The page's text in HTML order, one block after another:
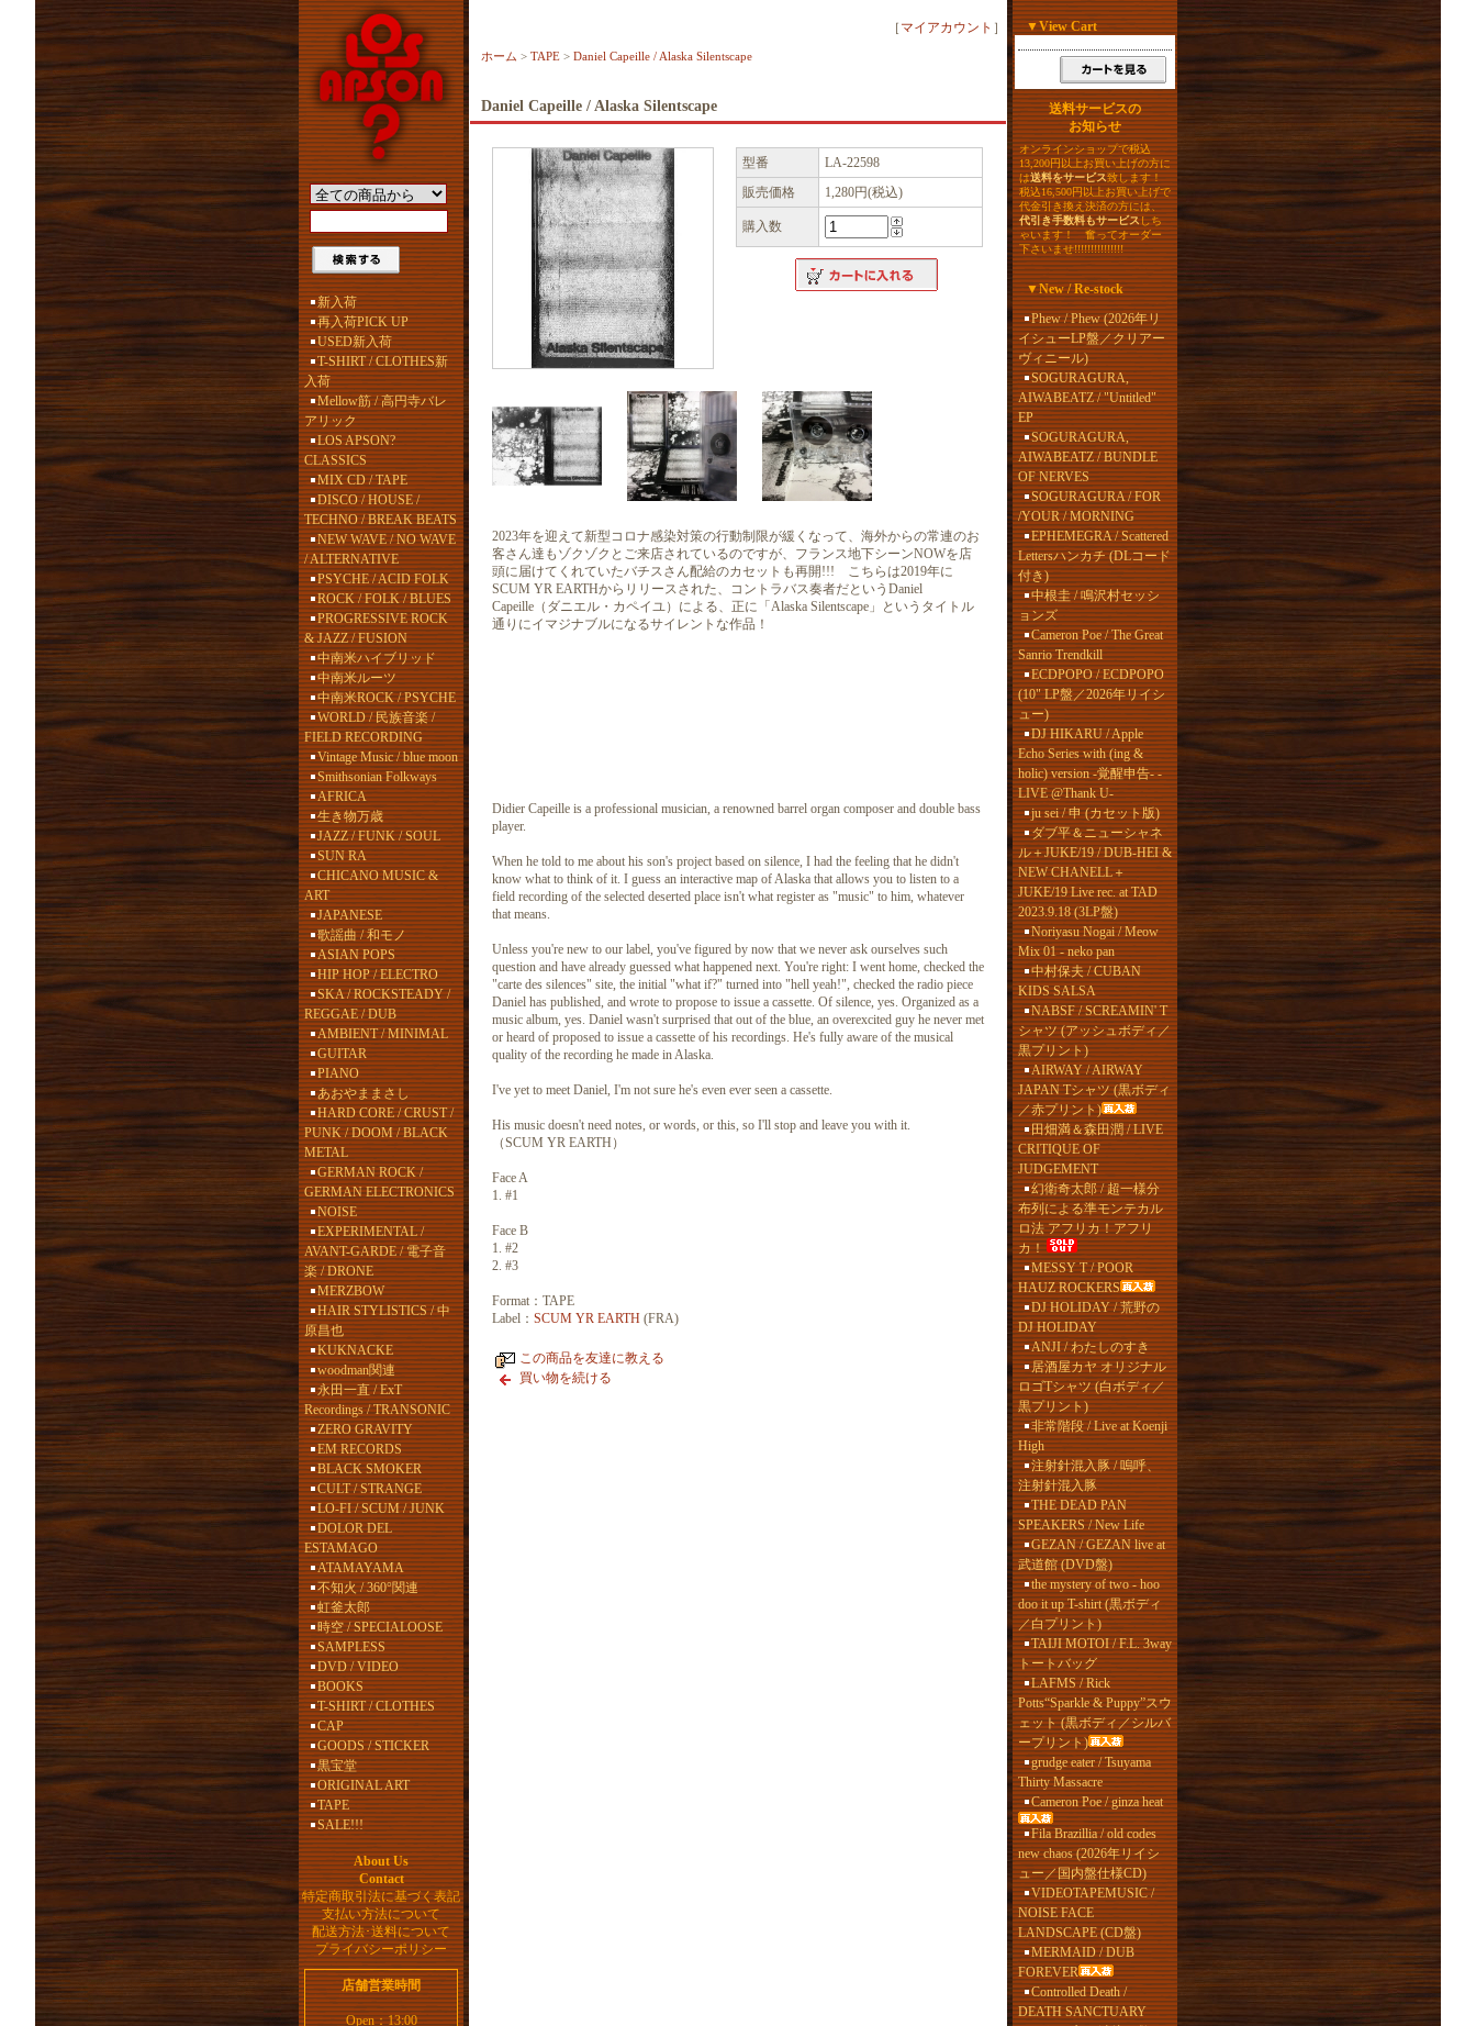
新入荷
再入荷PICK UP
USED新入荷
T-SHIRT / CLOTHES新
入荷
Mellow筋 / 高円寺バレ
アリック
LOS APSON?
CLASSICS
MIX CD / TAPE
DISCO / HOUSE /
TECHNO / BREAK BEATS
NEW WAVE / NO WAVE
/ ALTERNATIVE
PSYCHE / ACID FOLK
ROCK / FOLK / BLUES
PROGRESSIVE ROCK
& JAZZ / FUSION
中南米ハイブリッド
中南米ルーツ
中南米ROCK / PSYCHE
WORLD / 民族音楽 /
FIELD RECORDING
Vintage Music / blue moon
Smithsonian Folkways
AFRICA
生き物万歳
JAZZ / FUNK / SOUL
SUN RA
CHICANO MUSIC &
ART
JAPANESE
歌謡曲 / 和モノ
ASIAN POPS
HIP HOP / ELECTRO
SKA / ROCKSTEADY /
REGGAE / DUB
AMBIENT / MINIMAL
GUITAR
PIANO
あおやままさし
HARD CORE / CRUST /
PUNK / DOOM / BLACK
METAL
GERMAN ROCK /
GERMAN ELECTRONICS
NOISE
EXPERIMENTAL /
AVANT-GARDE / 電子音
楽 / DRONE
MERZBOW
HAIR STYLISTICS / 中
原昌也
KUKNACKE
woodman関連
永田一直 / ExT
Recordings / TRANSONIC
ZERO GRAVITY
EM RECORDS
BLACK SMOKER
CULT / STRANGE
LO-FI / SCUM / JUNK
DOLOR DEL
ESTAMAGO
ATAMAYAMA
不知火 / 360°関連
虹釜太郎
時空 / SPECIALOOSE
SAMPLESS
DVD / VIDEO
BOOKS
T-SHIRT / CLOTHES
CAP
GOODS / STICKER
黒宝堂
ORIGINAL ART
TAPE
SALE!!!
About Us
Contact
特定商取引法に基づく表記
支払い方法について
配送方法･送料について
プライバシーポリシー
店舗営業時間
Open：13:00
［ マイアカウント ］
ホーム > TAPE > Daniel Capeille / Alaska Silentscape
Daniel Capeille / Alaska Silentscape
型番
LA-22598
販売価格
1,280円(税込)
購入数
2023年を迎えて新型コロナ感染対策の行動制限が緩くなって、海外からの常連のお
客さん達もゾクゾクとご来店されているのですが、フランス地下シーンNOWを店
頭に届けてくれていたバチスさん配給のカセットも再開!!! こちらは2019年に
SCUM YR EARTHからリリースされた、コントラバス奏者だというDaniel
Capeille（ダニエル・カペイユ）による、正に「Alaska Silentscape」というタイトル
通りにイマジナブルになるサイレントな作品！
Didier Capeille is a professional musician, a renowned barrel organ composer and double bass
player.
When he told to me about his son's project based on silence, I had the feeling that he didn't
know what to think of it. I guess an interactive map of Alaska that allows you to listen to a
field recording of the selected deserted place isn't what register as "music" to him, whatever
that means.
Unless you're new to our label, you've figured by now that we never ask ourselves such
question and have already guessed what happened next. You're right: I went home, checked the
"carte des silences" site, the initial "what if?" turned into "hell yeah!", checked the radio piece
Daniel has published, and wrote to propose to issue a cassette. Of silence, yes. Organized as a
music album, yes. Daniel wasn't surprised that out of the blue, an overexcited guy he never met
or heard of proposed to issue a cassette of his recordings. He's fully aware of the musical
quality of the recording he made in Alaska.
I've yet to meet Daniel, I'm not sure he's even ever seen a cassette.
His music doesn't need notes, or words, or this, so I'll stop and leave you with it.
（SCUM YR EARTH）
Face A
1. #1
Face B
1. #2
2. #3
Format：TAPE
Label： SCUM YR EARTH (FRA)
この商品を友達に教える
買い物を続ける
▼View Cart
送料サービスの
お知らせ
オンラインショップで税込
13,200円以上お買い上げの方に
は送料をサービス致します！
税込16,500円以上お買い上げで
代金引き換え決済の方には、
代引き手数料もサービスしち
ゃいます！ 奮ってオーダー
下さいませ!!!!!!!!!!!!!!!
▼New / Re-stock
Phew / Phew (2026年リ
イシューLP盤／クリアー
ヴィニール)
SOGURAGURA,
AIWABEATZ / "Untitled"
EP
SOGURAGURA,
AIWABEATZ / BUNDLE
OF NERVES
SOGURAGURA / FOR
/YOUR / MORNING
EPHEMEGRA / Scattered
Lettersハンカチ (DLコード
付き)
中根圭 / 鳴沢村セッシ
ョンズ
Cameron Poe / The Great
Sanrio Trendkill
ECDPOPO / ECDPOPO
(10" LP盤／2026年リイシ
ュー)
DJ HIKARU / Apple
Echo Series with (ing &
holic) version -覚醒申告- -
LIVE @Thank U-
ju sei / 申 (カセット版)
ダブ平＆ニューシャネ
ル＋JUKE/19 / DUB-HEI &
NEW CHANELL＋
JUKE/19 Live rec. at TAD
2023.9.18 (3LP盤)
Noriyasu Nogai / Meow
Mix 01 - neko pan
中村保夫 / CUBAN
KIDS SALSA
NABSF / SCREAMIN' T
シャツ (アッシュボディ／
黒プリント)
AIRWAY / AIRWAY
JAPAN Tシャツ (黒ボディ
／赤プリント)
田畑満＆森田潤 / LIVE
CRITIQUE OF
JUDGEMENT
幻衛奇太郎 / 超一様分
布列による準モンテカル
ロ法 アフリカ！アフリ
カ！
MESSY T / POOR
HAUZ ROCKERS
DJ HOLIDAY / 荒野の
DJ HOLIDAY
ANJI / わたしのすき
居酒屋カヤ オリジナル
ロゴTシャツ (白ボディ／
黒プリント)
非常階段 / Live at Koenji
High
注射針混入豚 / 嗚呼、
注射針混入豚
THE DEAD PAN
SPEAKERS / New Life
GEZAN / GEZAN live at
武道館 (DVD盤)
the mystery of two - hoo
doo it up T-shirt (黒ボディ
／白プリント)
TAIJI MOTOI / F.L. 3way
トートバッグ
LAFMS / Rick
Potts“Sparkle & Puppy”スウ
ェット (黒ボディ／シルバ
ープリント)
grudge eater / Tsuyama
Thirty Massacre
Cameron Poe / ginza heat
Fila Brazillia / old codes
new chaos (2026年リイシ
ュー／国内盤仕様CD)
VIDEOTAPEMUSIC /
NOISE FACE
LANDSCAPE (CD盤)
MERMAID / DUB
FOREVER
Controlled Death /
DEATH SANCTUARY